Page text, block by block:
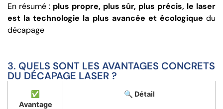
En résumé : plus propre, plus sûr, plus précis, le laser
est la technologie la plus avancée et écologique du
décapage
3. QUELS SONT LES AVANTAGES CONCRETS
DU DÉCAPAGE LASER ?
✅
Avantage
🔍 Détail